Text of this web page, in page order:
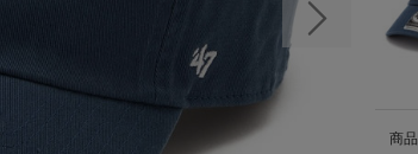
次の画像
商